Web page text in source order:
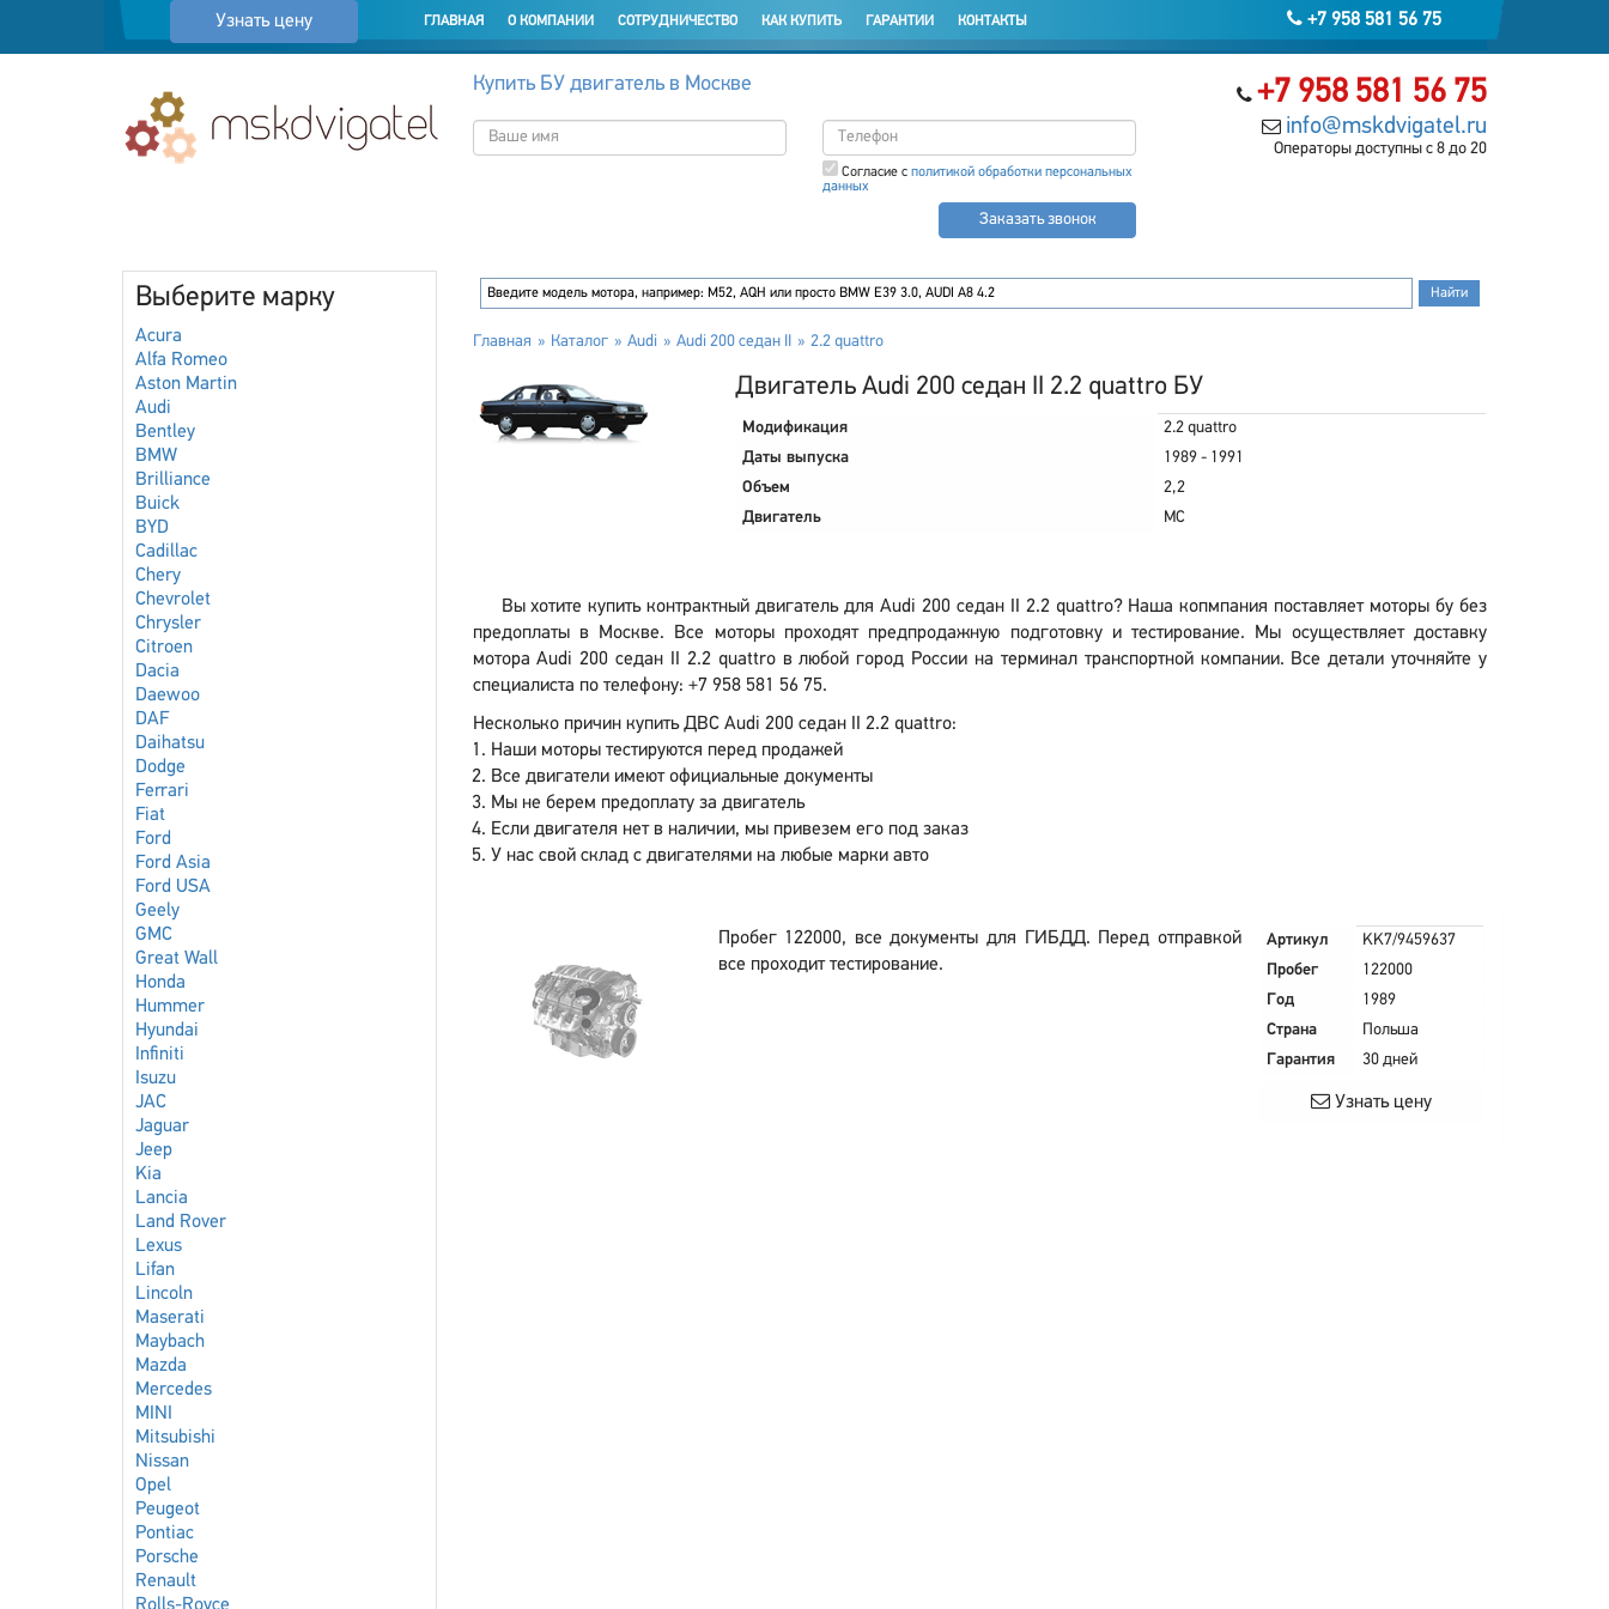
Узнать цену +7 958 581 56 75
ГЛАВНАЯ О КОМПАНИИ СОТРУДНИЧЕСТВО КАК КУПИТЬ ГАРАНТИИ КОНТАКТЫ
+7 958 581 56 75
info@mskdvigatel.ru
Операторы доступны с 8 до 20
Купить БУ двигатель в Москве
Согласие с политикой обработки персональных
данных
Заказать звонок
Выберите марку
Acura
Alfa Romeo
Aston Martin
Audi
Bentley
BMW
Brilliance
Buick
BYD
Cadillac
Chery
Chevrolet
Chrysler
Citroen
Dacia
Daewoo
DAF
Daihatsu
Dodge
Ferrari
Fiat
Ford
Ford Asia
Ford USA
Geely
GMC
Great Wall
Honda
Hummer
Hyundai
Infiniti
Isuzu
JAC
Jaguar
Jeep
Kia
Lancia
Land Rover
Lexus
Lifan
Lincoln
Maserati
Maybach
Mazda
Mercedes
MINI
Mitsubishi
Nissan
Opel
Peugeot
Pontiac
Porsche
Renault
Главная Каталог Audi Audi 200 седан II 2.2 quattro
Двигатель Audi 200 седан II 2.2 quattro БУ
Модификация
2.2 quattro
Даты выпуска
1989 - 1991
Объем
2,2
Двигатель
MC
Вы хотите купить контрактный двигатель для Audi 200 седан II 2.2 quattro? Наша копмпания поставляет моторы бу без
предоплаты в Москве. Все моторы проходят предпродажную подготовку и тестирование. Мы осуществляет доставку
мотора Audi 200 седан II 2.2 quattro в любой город России на терминал транспортной компании. Все детали уточняйте у
специалиста по телефону: +7 958 581 56 75.
Несколько причин купить ДВС Audi 200 седан II 2.2 quattro:
Наши моторы тестируются перед продажей
Все двигатели имеют официальные документы
Мы не берем предоплату за двигатель
Если двигателя нет в наличии, мы привезем его под заказ
У нас свой склад с двигателями на любые марки авто
Пробег 122000, все документы для ГИБДД. Перед отправкой
все проходит тестирование.
Артикул
KK7/9459637
Пробег
122000
Год
1989
Страна
Польша
Гарантия
30 дней
Узнать цену